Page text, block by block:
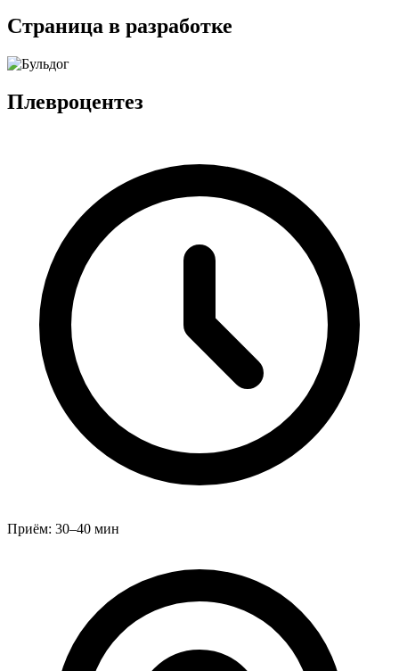
Страница в разработке
Плевроцентез
Приём: 30–40 мин